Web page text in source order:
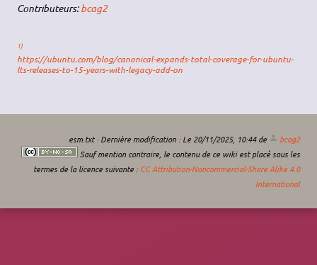
Contributeurs:bcag2
1)
https://ubuntu.com/blog/canonical-expands-total-coverage-for-ubuntu-
lts-releases-to-15-years-with-legacy-add-on
esm.txt· Dernière modification : Le 20/11/2025, 10:44de
bcag2
Sauf mention contraire, le contenu de ce wiki est placé sous les
termes de la licence suivante : CC Attribution-Noncommercial-Share Alike 4.0
International